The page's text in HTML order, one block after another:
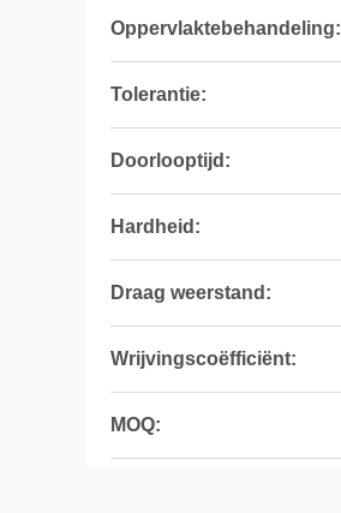
Oppervlaktebehandeling:
Tolerantie:
Doorlooptijd:
Hardheid:
Draag weerstand:
Wrijvingscoëfficiënt:
MOQ: